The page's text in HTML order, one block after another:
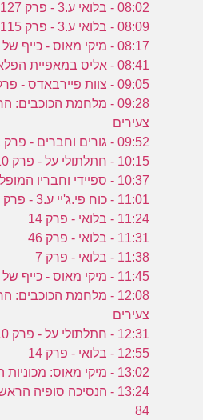
08:02 - בלואי ע.3 - פרק 127
08:09 - בלואי ע.3 - פרק 115
08:17 - מיקי מאוס - כייף של בית - פרק 5
08:41 - אליס במאפיית הפלאות - פרק 14
09:05 - צוות פיירבאדס - פרק 11
09:28 - מלחמת
צעירים
09:52 - גורים וחברים - פרק 12
10:15 - חתלתולי על - פרק 10
10:37 - ספיידי וחבריו המופלאים ע.2 - פרק 27
11:01 - כוח פי.ג'יי ע.3 - פרק 57
11:24 - בלואי - פרק 14
11:31 - בלואי - פרק 46
11:38 - בלואי - פרק 7
11:45 - מיקי מאוס - כייף של בית ע.2 - פרק 28
12:08 - מלחמת
צעירים
12:31 - חתלתולי על - פרק 10
12:55 - בלואי - פרק 14
13:02 - מיקי מאוס: מכוניות המירוץ - פרק 21
84